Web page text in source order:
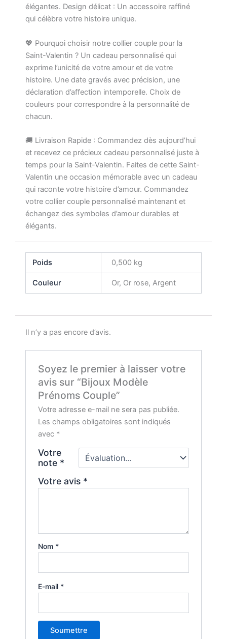
élégantes. Design délicat : Un accessoire raffiné
qui célèbre votre histoire unique.
💖 Pourquoi choisir notre collier couple pour la
Saint-Valentin ? Un cadeau personnalisé qui
exprime l’unicité de votre amour et de votre
histoire. Une date gravés avec précision, une
déclaration d’affection intemporelle. Choix de
couleurs pour correspondre à la personnalité de
chacun.
🚚 Livraison Rapide : Commandez dès aujourd’hui
et recevez ce précieux cadeau personnalisé juste à
temps pour la Saint-Valentin. Faites de cette Saint-
Valentin une occasion mémorable avec un cadeau
qui raconte votre histoire d’amour. Commandez
votre collier couple personnalisé maintenant et
échangez des symboles d’amour durables et
élégants.
Poids 0,500 kg
Couleur Or, Or rose, Argent
Il n’y a pas encore d’avis.
Soyez le premier à laisser votre
avis sur “Bijoux Modèle
Prénoms Couple”
Votre adresse e-mail ne sera pas publiée.
Les champs obligatoires sont indiqués
avec *
Votre
note *
Votre avis *
Nom *
E-mail *